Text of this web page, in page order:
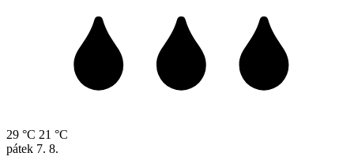
29 °C 21 °C
pátek 7. 8.